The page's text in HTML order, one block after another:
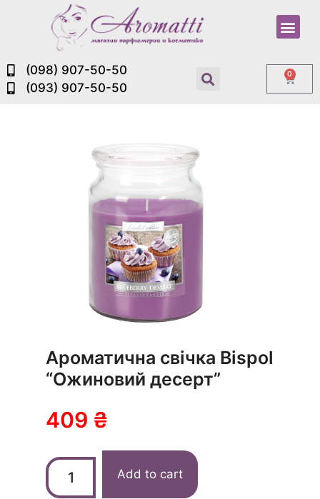
(098) 907-50-50
(093) 907-50-50
0
Ароматична свічка Bispol
“Ожиновий десерт”
409 ₴
Add to cart